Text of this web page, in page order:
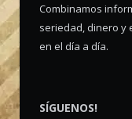
Combinamos
seriedad, dinero y
en el día a día.
SÍGUENOS!